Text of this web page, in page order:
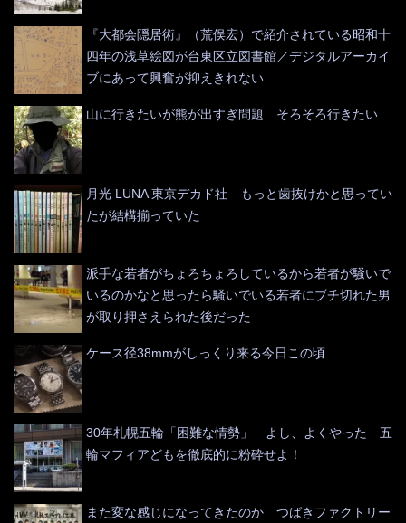
『大都会隠居術』（荒俣宏）で紹介されている昭和十
四年の浅草絵図が台東区立図書館／デジタルアーカイ
ブにあって興奮が抑えきれない
山に行きたいが熊が出すぎ問題 そろそろ行きたい
月光 LUNA 東京デカド社 もっと歯抜けかと思ってい
たが結構揃っていた
派手な若者がちょろちょろしているから若者が騒いで
いるのかなと思ったら騒いでいる若者にブチ切れた男
が取り押さえられた後だった
ケース径38mmがしっくり来る今日この頃
30年札幌五輪「困難な情勢」 よし、よくやった 五
輪マフィアどもを徹底的に粉砕せよ！
また変な感じになってきたのか つばきファクトリー